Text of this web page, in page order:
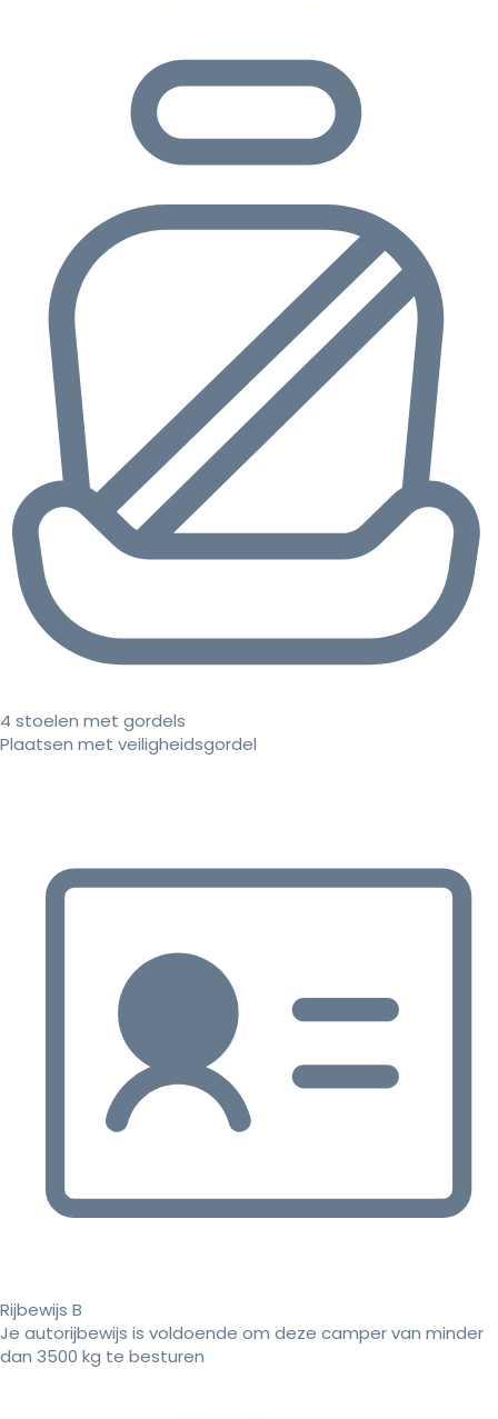
4 stoelen met gordels
Plaatsen met veiligheidsgordel
Rijbewijs B
Je autorijbewijs is voldoende om deze camper van minder
dan 3500 kg te besturen